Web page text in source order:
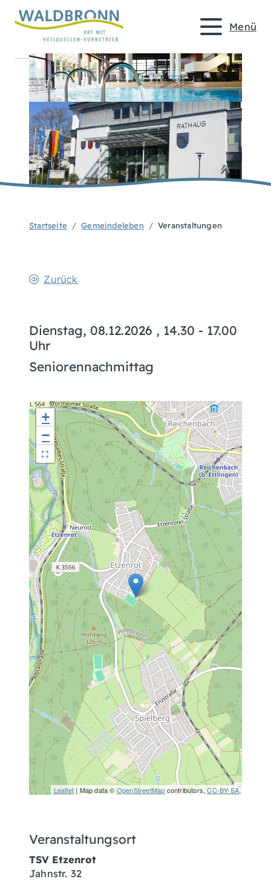
Menü
Startseite Gemeindeleben Veranstaltungen
Zurück
Dienstag, 08.12.2026 , 14.30 - 17.00
Uhr
Seniorennachmittag
+
−
Leaflet| Map data © OpenStreetMap contributors,CC-BY-SA
Veranstaltungsort
TSV Etzenrot
Jahnstr. 32